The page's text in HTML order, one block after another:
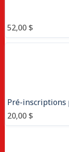
52,00 $
20,00 $